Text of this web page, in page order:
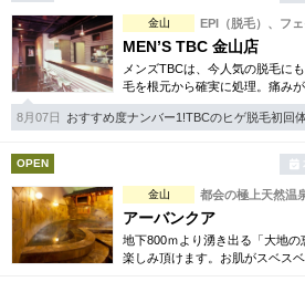
専用駐車場あり 有
日本人スタッフのみ 女
スタッフ指名可 Ｗ
駅から徒歩5分以内
こだわり条件を変
金山 EPI（脱毛）、フ
MEN’S TBC 金山店
メンズTBCは、今人気の脱毛に
毛を根元から確実に処理。痛み
されています。脱毛他、フェイ
験コースも各種ご用意。
8月07日 おすすめ度ナンバー1!TBCのヒゲ脱毛初回
OPEN
金山 都会の極上天然温
アーバンクア
地下800ｍより湧き出る「大地
楽しみ頂けます。お肌がスベス